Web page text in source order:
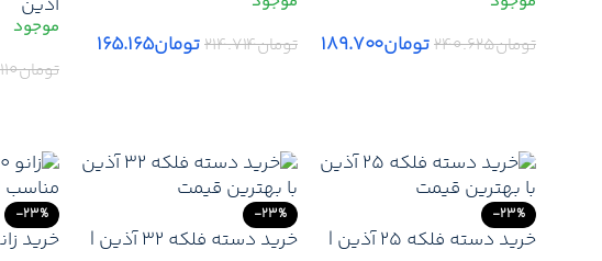
فوری
تومان۲۴۰.۶۲۵تومان۱۸۹.۷۰۰
ارسال فوری
تومان۲۱۴.۷۱۴تومان۱۶۵.۱۶۵
فوری
تومان
-23%
خرید دسته فلکه 25 آذین |
-23%
خرید دسته فلکه 32 آذین |
-23%